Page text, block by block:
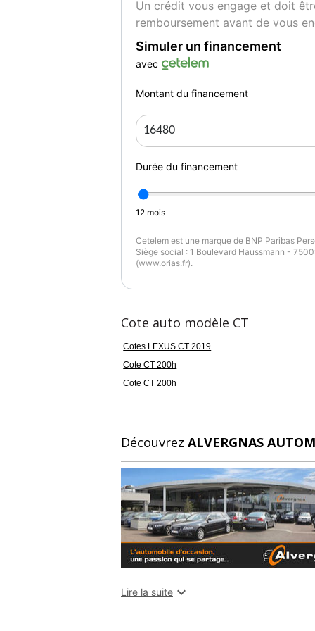
- puissance reelle : 99
- allumage automatique des feux : oui
- bluetooth : oui
- detecteur de pluie : oui
- feux de circulation diurne : oui
- gps couleur : oui
- interieur couleur : gris
- regulateur de vitesse : oui
- retroviseurs rabattables : oui
- climatisation multi zone : oui
- climatisation : automatique
- esp : oui
- sièges arrières rabattable : oui
- dimension des jantes : 16
Couleur
gris
Couleur intérieur
gris
Un crédit vous engage et doit
remboursement avant de vous
Simuler un financement
avec
Montant du financement
Durée du financement
12 mois
Cetelem est une marque de BNP Paribas
Siège social : 1 Boulevard Haussmann -
(www.orias.fr).
Cote auto modèle CT
Cotes LEXUS CT 2019
Cote CT 200h
Cote CT 200h
Découvrez ALVERGNAS
Lire la suite 